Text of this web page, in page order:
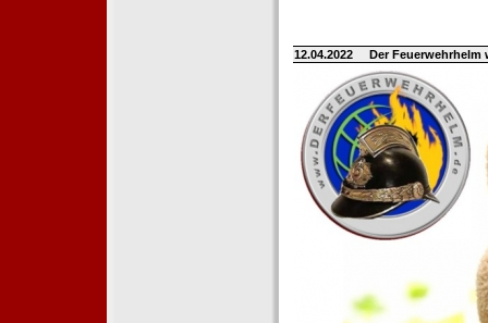
12.04.2022 Der